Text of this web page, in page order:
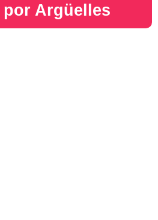
por Argüelles​